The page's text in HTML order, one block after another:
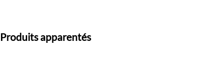
Produits apparentés